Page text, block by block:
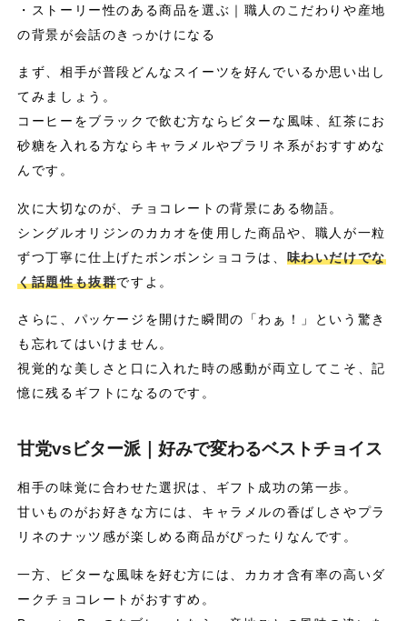
・ストーリー性のある商品を選ぶ｜職人のこだわりや産地
の背景が会話のきっかけになる
まず、相手が普段どんなスイーツを好んでいるか思い出し
てみましょう。
コーヒーをブラックで飲む方ならビターな風味、紅茶にお
砂糖を入れる方ならキャラメルやプラリネ系がおすすめな
んです。
次に大切なのが、チョコレートの背景にある物語。
シングルオリジンのカカオを使用した商品や、職人が一粒
ずつ丁寧に仕上げたボンボンショコラは、 味わいだけでな
く話題性も抜群ですよ。
さらに、パッケージを開けた瞬間の「わぁ！」という驚き
も忘れてはいけません。
視覚的な美しさと口に入れた時の感動が両立してこそ、記
憶に残るギフトになるのです。
甘党vsビター派｜好みで変わるベストチョイス
相手の味覚に合わせた選択は、ギフト成功の第一歩。
甘いものがお好きな方には、キャラメルの香ばしさやプラ
リネのナッツ感が楽しめる商品がぴったりなんです。
一方、ビターな風味を好む方には、カカオ含有率の高いダ
ークチョコレートがおすすめ。